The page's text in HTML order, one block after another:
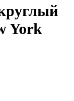
York